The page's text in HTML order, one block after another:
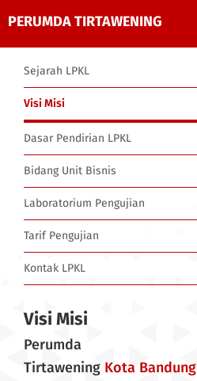
Sejarah LPKL
Visi Misi
Dasar Pendirian LPKL
Bidang Unit Bisnis
Laboratorium Pengujian
Tarif Pengujian
Kontak LPKL
Visi Misi
Perumda
Tirtawening Kota Bandung